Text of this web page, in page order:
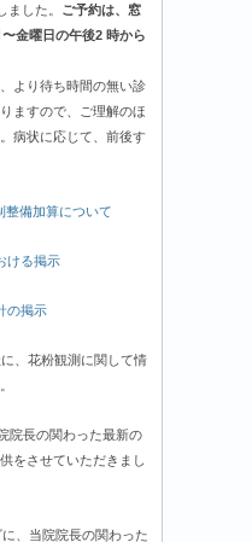
ました。 ご予約は、窓
金曜日の午後2 時から
より待ち時間の無い診
ますので、ご理解のほ
病状に応じて、前後す
整備加算について
ける掲示
の掲示
、花粉観測に関して情
院長の関わった最新の
をさせていただきまし
、当院院長の関わった